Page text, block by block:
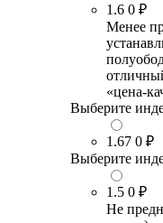
1.6 0 ₽
Менее
«цена-
Выберите
1.67 0 ₽
Выберите
1.5 0 ₽
Не